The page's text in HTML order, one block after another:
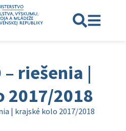
riešenia |
2017/2018
| krajské kolo 2017/2018